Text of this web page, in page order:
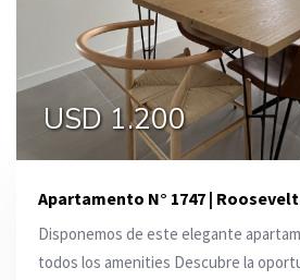
USD 1.200
Apartamento N° 1747 | Roosevelt
Disponemos de este elegante
todos los amenities Descubre la